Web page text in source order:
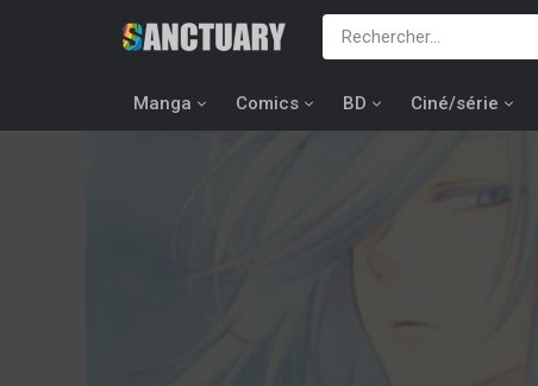
Manga Comics BD Ciné/série